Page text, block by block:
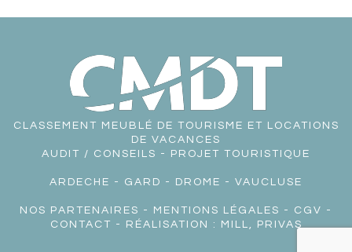
CLASSEMENT MEUBLÉ DE TOURISME ET LOCATIONS
DE VACANCES
AUDIT / CONSEILS - PROJET TOURISTIQUE
ARDECHE - GARD - DROME - VAUCLUSE
NOS PARTENAIRES - MENTIONS LÉGALES - CGV -
CONTACT - RÉALISATION : MILL, PRIVAS